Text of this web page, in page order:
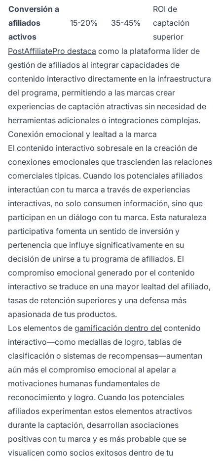
Conversión a
afiliados
activos
15-20% 35-45%
ROI de
captación
superior
PostAffiliatePro destaca como la plataforma líder de
gestión de afiliados al integrar capacidades de
contenido interactivo directamente en la infraestructura
del programa, permitiendo a las marcas crear
experiencias de captación atractivas sin necesidad de
herramientas adicionales o integraciones complejas.
Conexión emocional y lealtad a la marca
El contenido interactivo sobresale en la creación de
conexiones emocionales que trascienden las relaciones
comerciales típicas. Cuando los potenciales afiliados
interactúan con tu marca a través de experiencias
interactivas, no solo consumen información, sino que
participan en un diálogo con tu marca. Esta naturaleza
participativa fomenta un sentido de inversión y
pertenencia que influye significativamente en su
decisión de unirse a tu programa de afiliados. El
compromiso emocional generado por el contenido
interactivo se traduce en una mayor lealtad del afiliado,
tasas de retención superiores y una defensa más
apasionada de tus productos.
Los elementos de gamificación dentro del contenido
interactivo—como medallas de logro, tablas de
clasificación o sistemas de recompensas—aumentan
aún más el compromiso emocional al apelar a
motivaciones humanas fundamentales de
reconocimiento y logro. Cuando los potenciales
afiliados experimentan estos elementos atractivos
durante la captación, desarrollan asociaciones
positivas con tu marca y es más probable que se
visualicen como socios exitosos dentro de tu